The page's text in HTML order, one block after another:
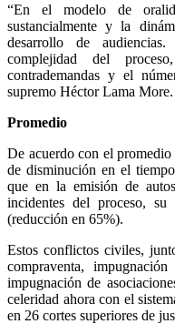
“En el modelo de
sustancialmente y la
desarrollo de
complejidad del
contrademandas y el
supremo Héctor Lama More.
Promedio
De acuerdo con el
de disminución en el
que en la emisión de
incidentes del proceso,
(reducción en 65%).
Estos conflictos civiles,
compraventa,
impugnación de
celeridad ahora con el
en 26 cortes superiores de